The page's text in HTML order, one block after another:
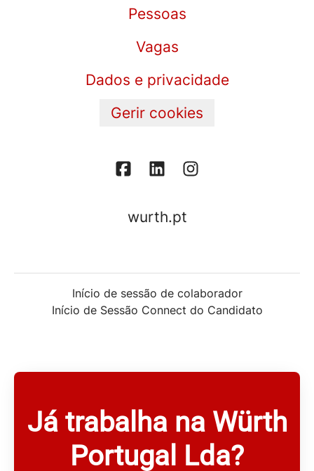
Pessoas
Vagas
Dados e privacidade
Gerir cookies
wurth.pt
Início de sessão de colaborador
Início de Sessão Connect do Candidato
Já trabalha na Würth
Portugal Lda?